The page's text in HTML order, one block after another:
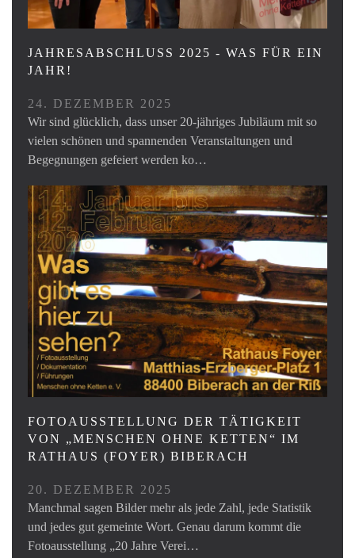
JAHRESABSCHLUSS 2025 - WAS FÜR EIN
JAHR!
24. DEZEMBER 2025
Wir sind glücklich, dass unser 20-jähriges Jubiläum mit so
vielen schönen und spannenden Veranstaltungen und
Begegnungen gefeiert werden ko…
FOTOAUSSTELLUNG DER TÄTIGKEIT
VON „MENSCHEN OHNE KETTEN“ IM
RATHAUS (FOYER) BIBERACH
20. DEZEMBER 2025
Manchmal sagen Bilder mehr als jede Zahl, jede Statistik
und jedes gut gemeinte Wort. Genau darum kommt die
Fotoausstellung „20 Jahre Verei…